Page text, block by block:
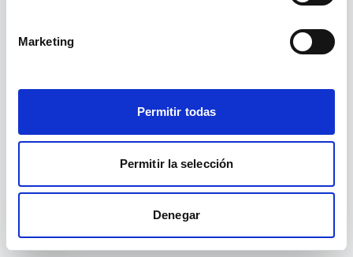
Marketing
Permitir todas
Permitir la selección
Denegar